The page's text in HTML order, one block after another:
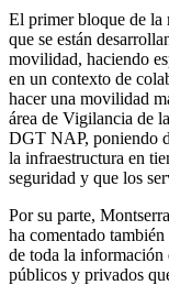
El primer bloque de la
que se están
movilidad, haciendo
en un contexto de
hacer una movilidad
área de Vigilancia de
DGT NAP, poniendo
la infraestructura en
seguridad y que los
Por su parte,
ha comentado
de toda la información
públicos y privados